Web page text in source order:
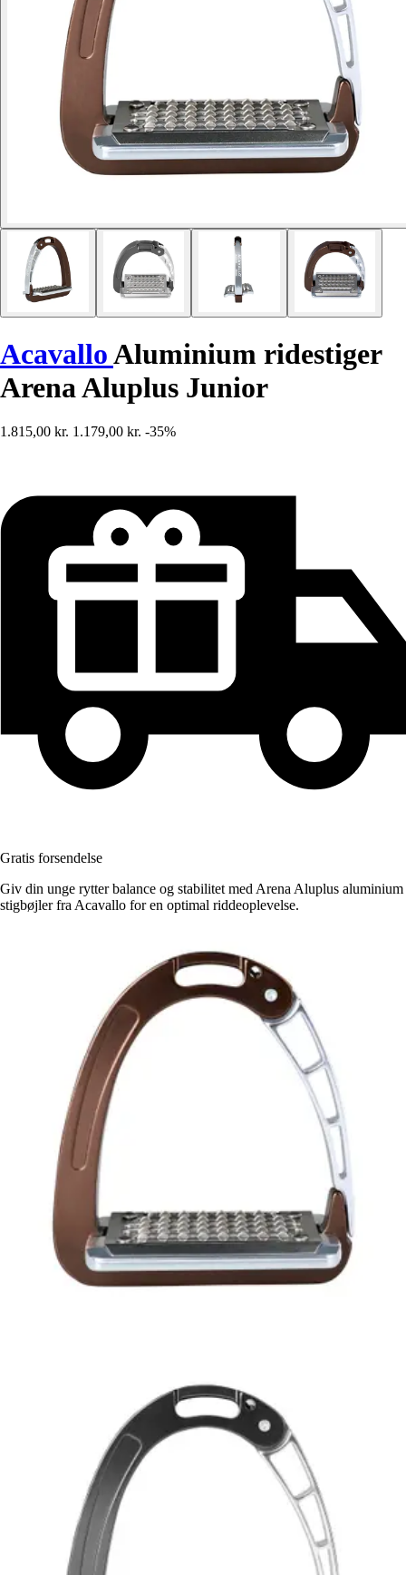
AcavalloAluminium ridestiger
Arena Aluplus Junior
1.815,00 kr. 1.179,00 kr. -35%
Gratis forsendelse
Giv din unge rytter balance og stabilitet med Arena Aluplus aluminium
stigbøjler fra Acavallo for en optimal riddeoplevelse.